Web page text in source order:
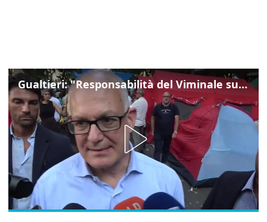
Gualtieri: "Responsabilità del Viminale su Spin Time? La posizione dei partiti è nota"